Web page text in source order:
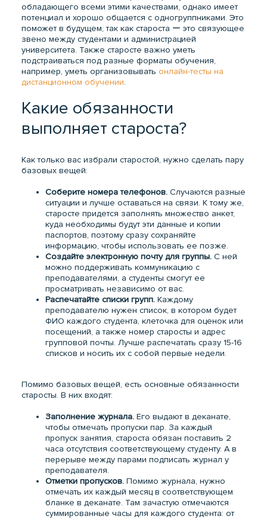
обладающего всеми этими качествами, однако имеет
потенциал и хорошо общается с одногруппниками. Это
поможет в будущем, так как староста ー это связующее
звено между студентами и администрацией
университета. Также старосте важно уметь
подстраиваться под разные форматы обучения,
например, уметь организовывать онлайн-тесты на
дистанционном обучении.
Какие обязанности
выполняет староста?
Как только вас избрали старостой, нужно сделать пару
базовых вещей:
Соберите номера телефонов.Случаются разные
ситуации и лучше оставаться на связи. К тому же,
старосте придется заполнять множество анкет,
куда необходимы будут эти данные и копии
паспортов, поэтому сразу сохраняйте
информацию, чтобы использовать ее позже.
Создайте электронную почту для группы. С ней
можно поддерживать коммуникацию с
преподавателями, а студенты смогут ее
просматривать независимо от вас.
Распечатайте списки групп. Каждому
преподавателю нужен список, в котором будет
ФИО каждого студента, клеточка для оценок или
посещений, а также номер старосты и адрес
групповой почты. Лучше распечатать сразу 15-16
списков и носить их с собой первые недели.
Помимо базовых вещей, есть основные обязанности
старосты. В них входят:
Заполнение журнала. Его выдают в деканате,
чтобы отмечать пропуски пар. За каждый
пропуск занятия, староста обязан поставить 2
часа отсутствия соответствующему студенту. А в
перерыве между парами подписать журнал у
преподавателя.
Отметки пропусков.Помимо журнала, нужно
отмечать их каждый месяц в соответствующем
бланке в деканате. Там зачастую отмечаются
суммированные часы для каждого студента: от